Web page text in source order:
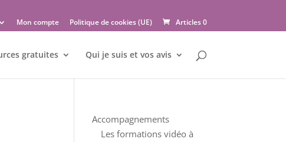
Mon compte Politique de cookies (UE) Articles 0
gratuites Qui je suis et vos avis
Accompagnements
Les formations vidéo à